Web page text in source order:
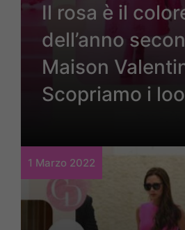
Il rosa è il
dell’anno
Maison
Scopriamo i
1 Marzo 2022